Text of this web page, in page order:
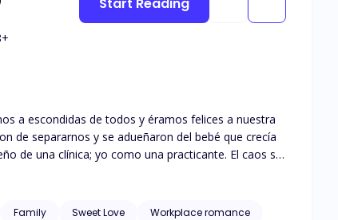
+
a escondidas de todos y éramos felices a nuestra
de separarnos y se adueñaron del bebé que crecía
de una clínica; yo como una practicante. El caos se
a derrumbar. ¿Qué estás dispuesta a hacer
Family Sweet Love
Workplace romance